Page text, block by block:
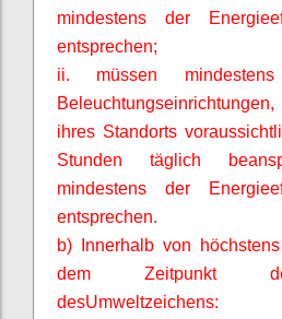
mindestens der
entsprechen;
ii. müssen
ihres Standorts
Stunden täglich
mindestens der
entsprechen.
b) Innerhalb von
dem Zeitpunkt
desUmweltzeichens: